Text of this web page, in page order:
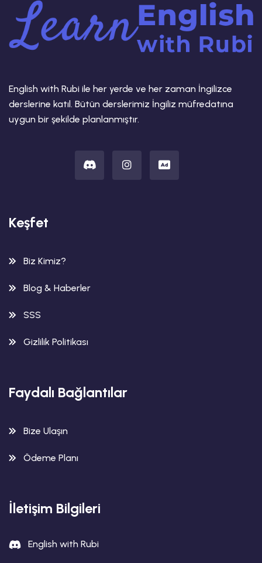
English with Rubi ile her yerde ve her zaman İngilizce
derslerine katıl. Bütün derslerimiz İngiliz müfredatına
uygun bir şekilde planlanmıştır.
Keşfet
Biz Kimiz?
Blog & Haberler
SSS
Gizlilik Politikası
Faydalı Bağlantılar
Bize Ulaşın
Ödeme Planı
İletişim Bilgileri
English with Rubi